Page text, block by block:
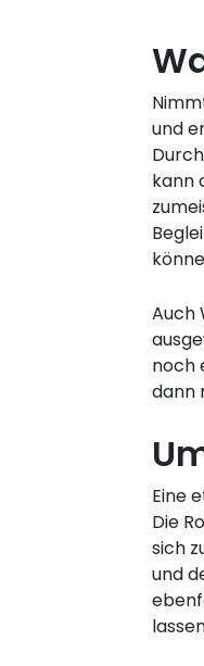
und
kann
Auch
noch
dann
Eine
Die
sich
und